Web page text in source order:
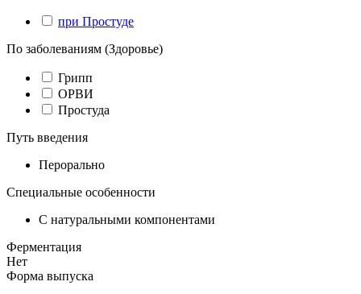
при Простуде
По заболеваниям (Здоровье)
Грипп
ОРВИ
Простуда
Путь введения
Перорально
Специальные особенности
С натуральными компонентами
Ферментация
Нет
Форма выпуска